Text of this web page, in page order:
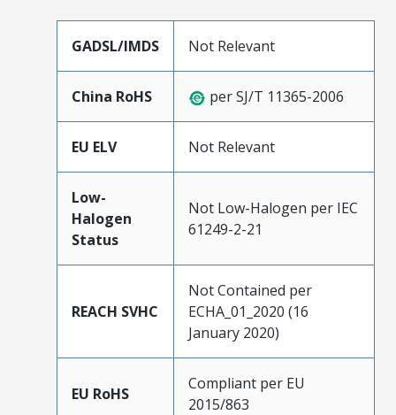
GADSL/IMDS Not Relevant
China RoHS per SJ/T 11365-2006
EU ELV Not Relevant
Low-
Halogen
Status
Not Low-Halogen per IEC
61249-2-21
REACH SVHC
Not Contained per
ECHA_01_2020 (16
January 2020)
EU RoHS
Compliant per EU
2015/863